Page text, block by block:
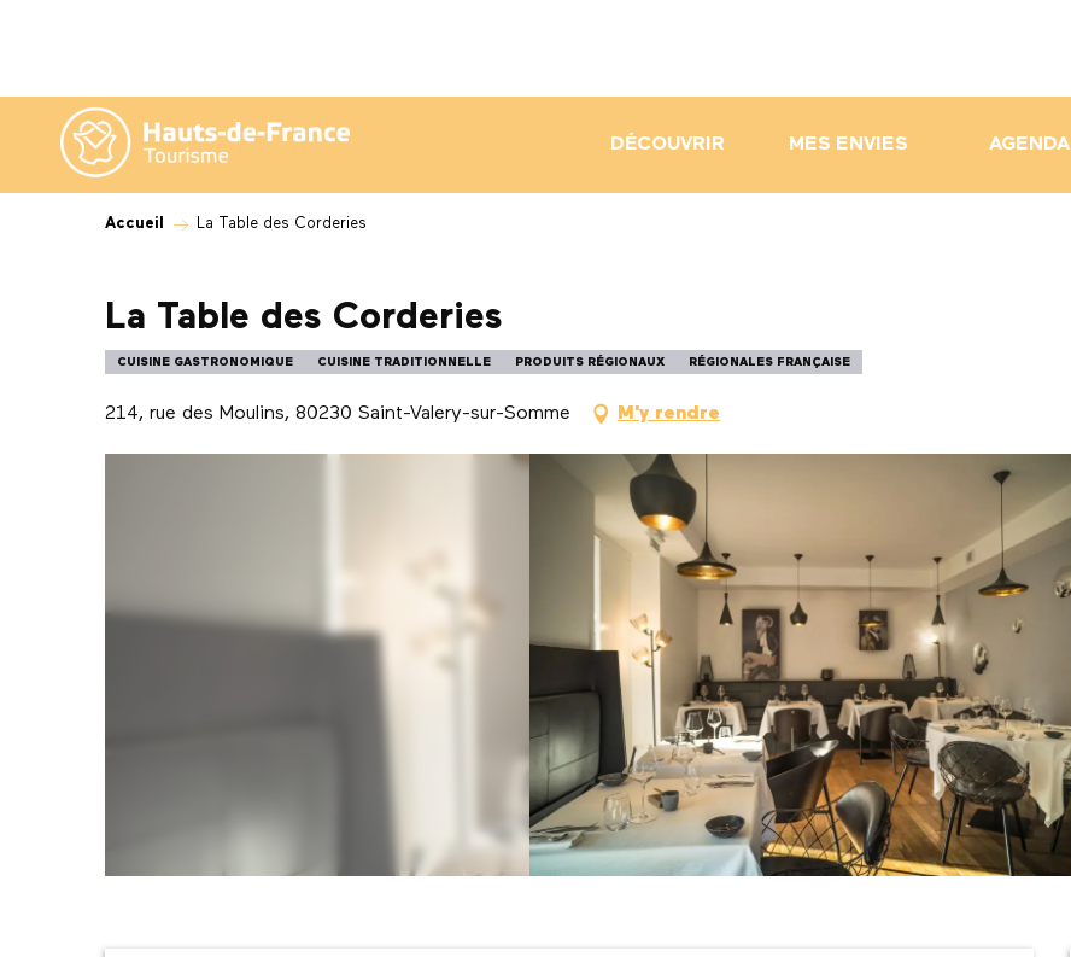
contenu
principal
DÉCOUVRIR MES ENVIES AGENDA
Accueil La Table des Corderies
La Table des Corderies
CUISINE GASTRONOMIQUE CUISINE TRADITIONNELLE PRODUITS RÉGIONAUX RÉGIONALES FRANÇAISE
214, rue des Moulins, 80230 Saint-Valery-sur-Somme M'y rendre